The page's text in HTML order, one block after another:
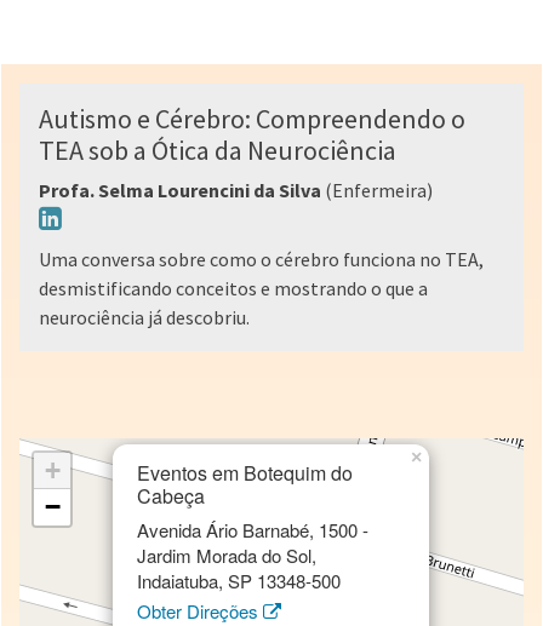
Autismo e Cérebro: Compreendendo o
TEA sob a Ótica da Neurociência
Profa. Selma Lourencini da Silva (Enfermeira)
Uma conversa sobre como o cérebro funciona no TEA,
desmistificando conceitos e mostrando o que a
neurociência já descobriu.
Eventos em Botequim do
Cabeça
Avenida Ário Barnabé, 1500 -
Jardim Morada do Sol,
Indaiatuba, SP 13348-500
Obter Direções
×
+
−